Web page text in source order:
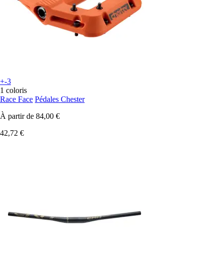
+-3
1 coloris
Race Face Pédales Chester
À partir de 84,00 €
42,72 €